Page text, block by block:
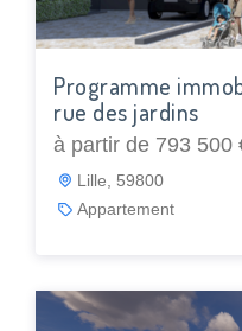
Programme
rue des jardins
à partir de 793 500
Lille, 59800
Appartement